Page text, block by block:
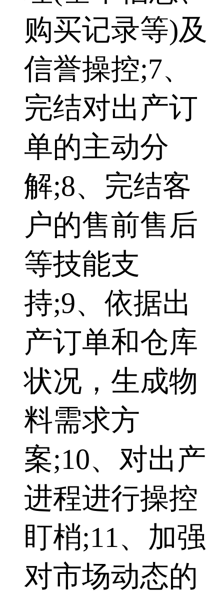
购买记录等)及
信誉操控;7、
完结对出产订
单的主动分
解;8、完结客
户的售前售后
等技能支
持;9、依据出
产订单和仓库
状况，生成物
料需求方
案;10、对出产
进程进行操控
盯梢;11、加强
对市场动态的